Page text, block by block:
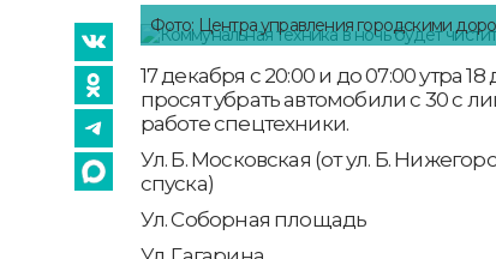
Фото: Центра управления городскими
17 декабря с 20:00 и до 07:00 утра
просят убрать автомобили с 30 с
работе спецтехники.
Ул. Б. Московская (от ул. Б.
спуска)
Ул. Соборная площадь